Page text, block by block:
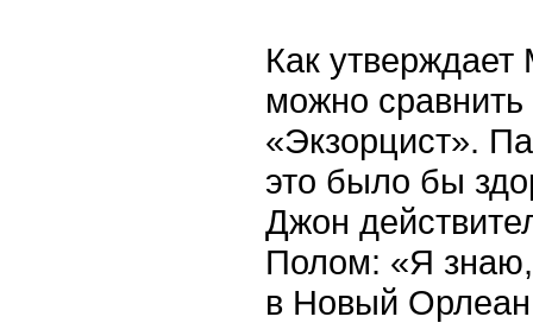
Как
можно
«Экзорцист».
это было бы
Джон
Полом: «Я знаю,
в Новый